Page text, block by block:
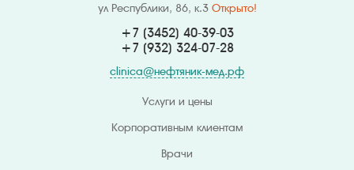
ул Республики, 86, к.3 Открыто!
+7 (3452) 40-39-03
+7 (932) 324-07-28
clinica@нефтяник-мед.рф
Услуги и цены
Корпоративным клиентам
Врачи